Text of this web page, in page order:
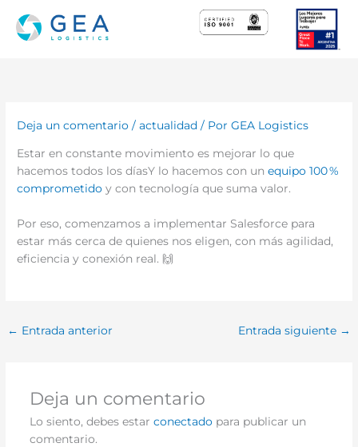
contenido
Deja un comentario /actualidad / PorGEA Logistics
Estar en constante movimiento es mejorar lo que
hacemos todos los díasY lo hacemos con unequipo 100 %
comprometido y con tecnología que suma valor.
Por eso, comenzamos a implementar Salesforce para
estar más cerca de quienes nos eligen, con más agilidad,
eficiencia y conexión real. 🙌
← Entrada anterior Entrada siguiente →
Deja un comentario
Lo siento, debes estar conectadopara publicar un
comentario.